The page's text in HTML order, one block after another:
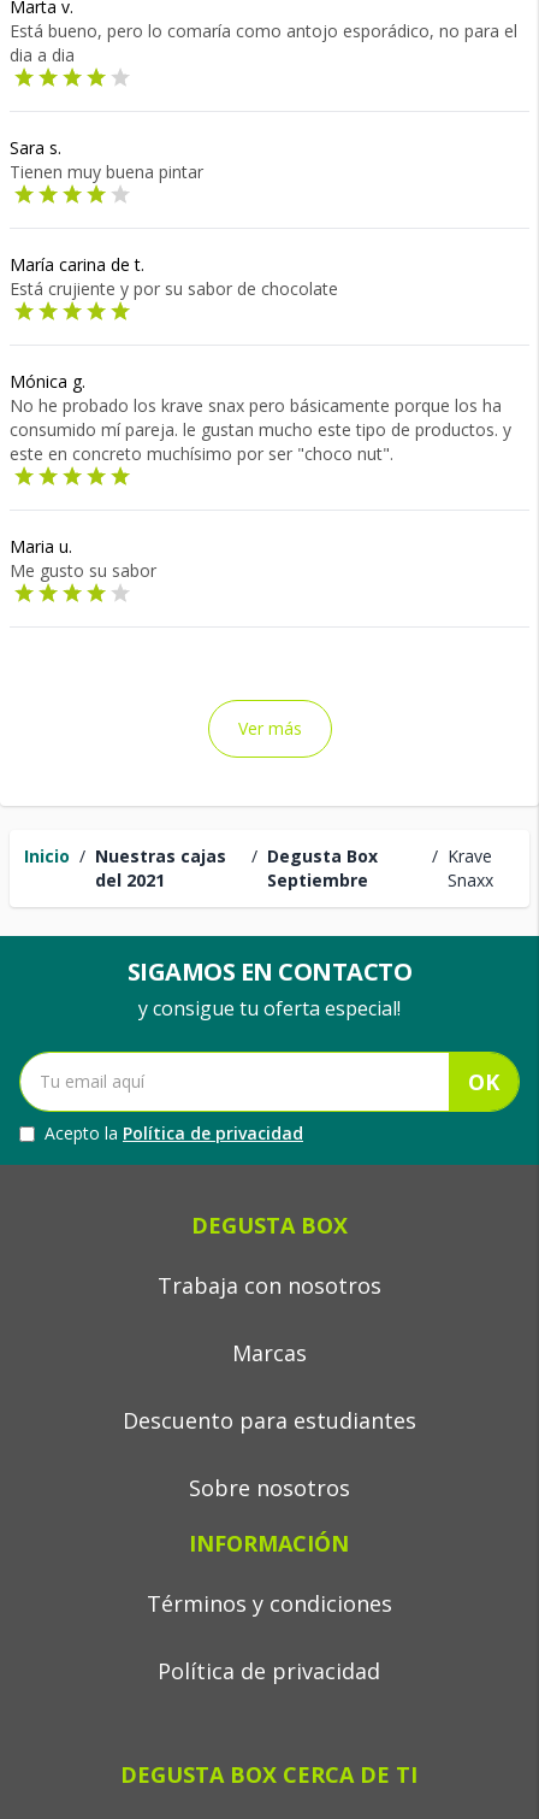
Inicio / Nuestras cajas
del 2021
/ Degusta Box
Septiembre
/ Krave
Snaxx
Marta v.
Está bueno, pero lo comaría como antojo esporádico, no para el
dia a dia
Sara s.
Tienen muy buena pintar
María carina de t.
Está crujiente y por su sabor de chocolate
Mónica g.
No he probado los krave snax pero básicamente porque los ha
consumido mí pareja. le gustan mucho este tipo de productos. y
este en concreto muchísimo por ser "choco nut".
Maria u.
Me gusto su sabor
Ver más
SIGAMOS EN CONTACTO
y consigue tu oferta especial!
OK
Acepto la Política de privacidad
DEGUSTA BOX
Trabaja con nosotros
Marcas
Descuento para estudiantes
Sobre nosotros
INFORMACIÓN
Términos y condiciones
Política de privacidad
DEGUSTA BOX CERCA DE TI